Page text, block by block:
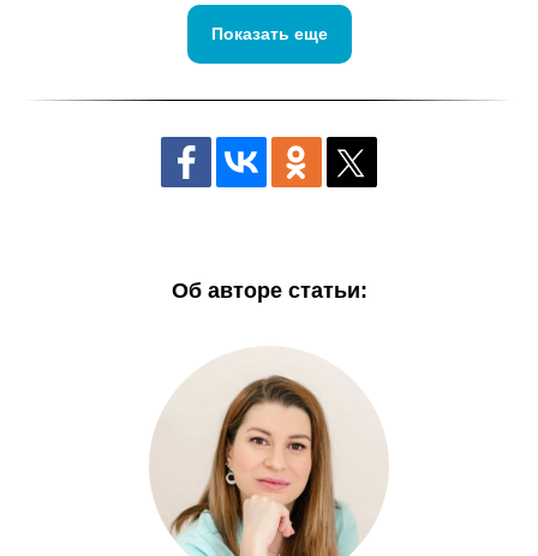
Показать еще
Об авторе статьи: